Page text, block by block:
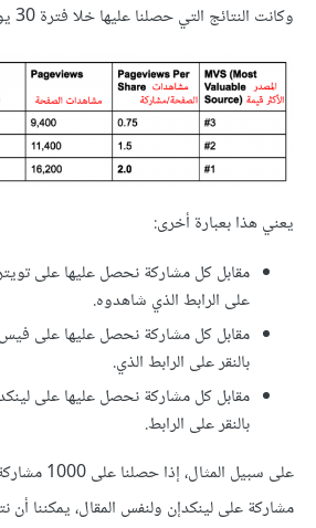
وكانت النتائج التي حصلنا عليها خلا فترة 30 يوم كالتالي:
يعني هذا بعبارة أخرى:
مقابل كل مشاركة نحصل عليها على
على الرابط الذي شاهدوه.
بالنقر على الرابط الذي.
بالنقر على الرابط.